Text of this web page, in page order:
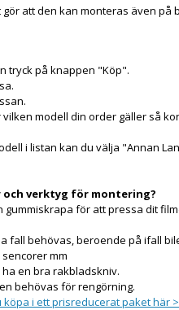
att den kan monteras även på
tryck på knappen "Köp".
modell din order gäller så
i listan kan du välja "Annan
verktyg för montering?
gummiskrapa för att pressa dit
fall behövas, beroende på ifall
mm
en bra rakbladskniv.
behövas för rengörning.
köpa i ett prisreducerat paket här